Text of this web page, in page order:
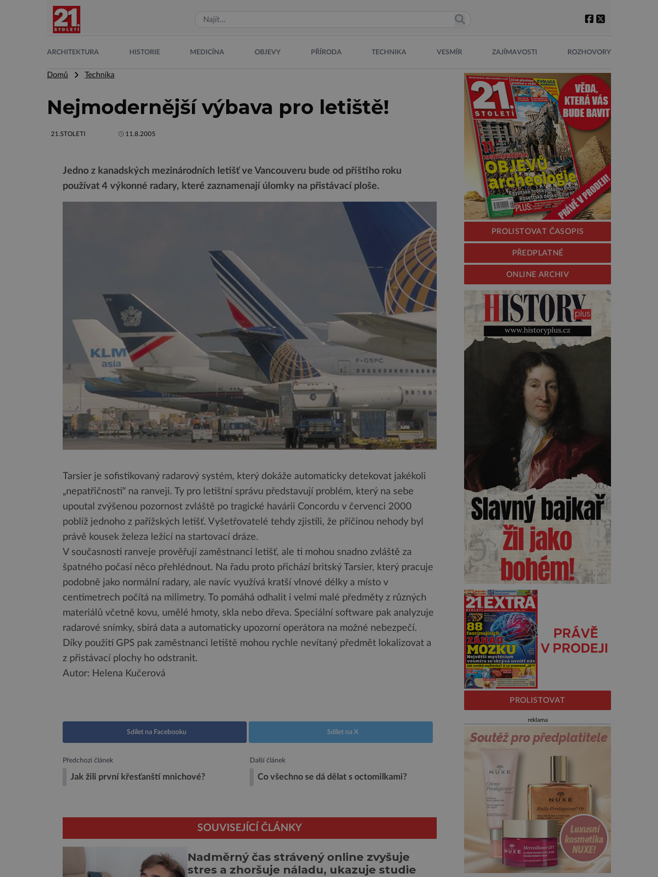
ARCHITEKTURA HISTORIE MEDICÍNA OBJEVY PŘÍRODA TECHNIKA VESMÍR ZAJÍMAVOSTI ROZHOVORY
Domů Technika
Nejmodernější výbava pro letiště!
21.STOLETI 11.8.2005
Jedno z kanadských mezinárodních letišť ve Vancouveru bude od příštího roku
používat 4 výkonné radary, které zaznamenají úlomky na přistávací ploše.
Tarsier je sofistikovaný radarový systém, který dokáže automaticky detekovat jakékoli
„nepatřičnosti“ na ranveji. Ty pro letištní správu představují problém, který na sebe
upoutal zvýšenou pozornost zvláště po tragické havárii Concordu v červenci 2000
poblíž jednoho z pařížských letišť. Vyšetřovatelé tehdy zjistili, že příčinou nehody byl
právě kousek železa ležící na startovací dráze.
V současnosti ranveje prověřují zaměstnanci letišť, ale ti mohou snadno zvláště za
špatného počasí něco přehlédnout. Na řadu proto přichází britský Tarsier, který pracuje
podobně jako normální radary, ale navíc využívá kratší vlnové délky a místo v
centimetrech počítá na milimetry. To pomáhá odhalit i velmi malé předměty z různých
materiálů včetně kovu, umělé hmoty, skla nebo dřeva. Speciální software pak analyzuje
radarové snímky, sbírá data a automaticky upozorní operátora na možné nebezpečí.
Díky použití GPS pak zaměstnanci letiště mohou rychle nevítaný předmět lokalizovat a
z přistávací plochy ho odstranit.
Autor: Helena Kučerová
Sdílet na Facebooku Sdílet na X
Předchozí článek
Jak žili první křesťanští mnichové?
Další článek
Co všechno se dá dělat s octomilkami?
SOUVISEJÍCÍ ČLÁNKY
Nadměrný čas strávený online zvyšuje
stres a zhoršuje náladu, ukazuje studie
PROLISTOVAT ČASOPIS
PŘEDPLATNÉ
ONLINE ARCHIV
PROLISTOVAT
reklama